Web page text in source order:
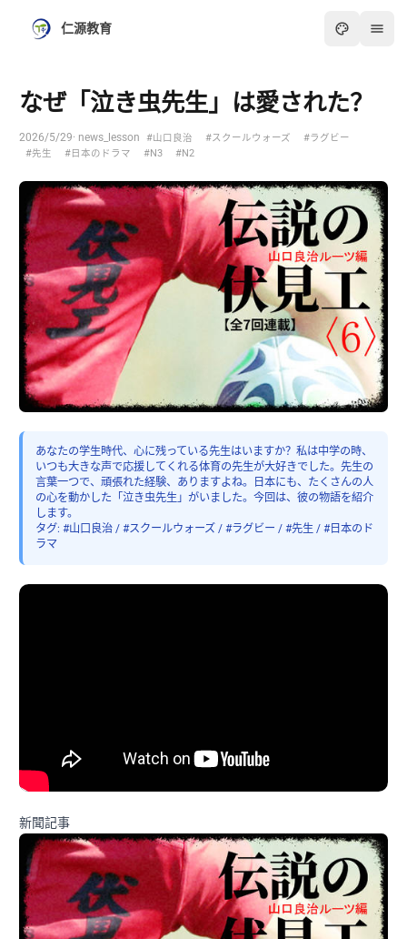
仁源教育
なぜ「泣き虫先生」は愛された？
2026/5/29· news_lesson #山口良治 #スクールウォーズ
#ラグビー
#先生
#日本のドラマ #N3 #N2
あなたの学生時代、心に残っている先生はいますか？私は中学の時、
いつも大きな声で応援してくれる体育の先生が大好きでした。先生の
言葉一つで、頑張れた経験、ありますよね。日本にも、たくさんの人
の心を動かした「泣き虫先生」がいました。今回は、彼の物語を紹介
します。
タグ: #山口良治 / #スクールウォーズ / #ラグビー / #先生 / #日本のド
ラマ
新聞記事